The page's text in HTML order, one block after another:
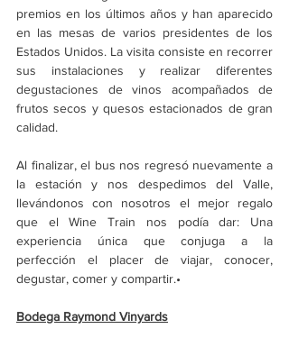
premios en los últimos años y han aparecido
en las mesas de varios presidentes de los
Estados Unidos. La visita consiste en recorrer
sus instalaciones y realizar diferentes
degustaciones de vinos acompañados de
frutos secos y quesos estacionados de gran
calidad.
Al finalizar, el bus nos regresó nuevamente a
la estación y nos despedimos del Valle,
llevándonos con nosotros el mejor regalo
que el Wine Train nos podía dar: Una
experiencia única que conjuga a la
perfección el placer de viajar, conocer,
degustar, comer y compartir.•
Bodega Raymond Vinyards